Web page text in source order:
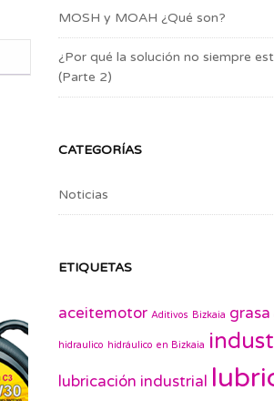
MOSH y MOAH ¿Qué son?
¿Por qué la solución no siempre
(Parte 2)
CATEGORÍAS
Noticias
ETIQUETAS
aceitemotor Aditivos Bizkaia grasa
hidraulico hidráulico en Bizkaia
lubricación industrial